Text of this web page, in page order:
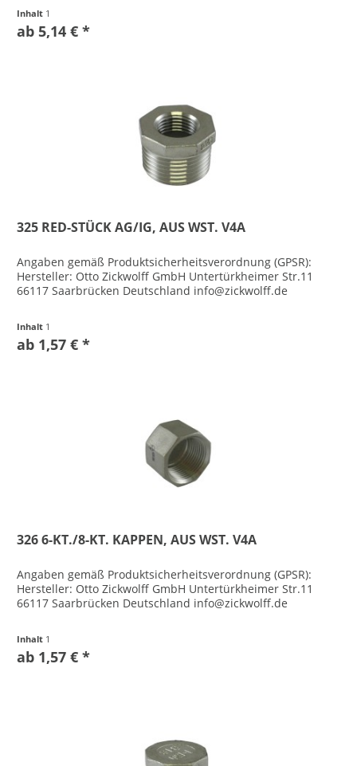
Inhalt 1
ab 5,14 € *
325 RED-STÜCK AG/IG, AUS WST. V4A
Angaben gemäß Produktsicherheitsverordnung (GPSR):
Hersteller: Otto Zickwolff GmbH Untertürkheimer Str.11
66117 Saarbrücken Deutschland info@zickwolff.de
Inhalt 1
ab 1,57 € *
326 6-KT./8-KT. KAPPEN, AUS WST. V4A
Angaben gemäß Produktsicherheitsverordnung (GPSR):
Hersteller: Otto Zickwolff GmbH Untertürkheimer Str.11
66117 Saarbrücken Deutschland info@zickwolff.de
Inhalt 1
ab 1,57 € *